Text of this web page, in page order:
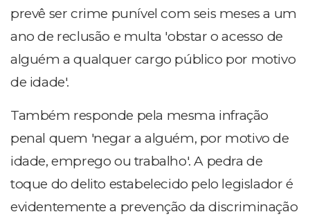
prevê ser crime punível com seis meses a um
ano de reclusão e multa 'obstar o acesso de
alguém a qualquer cargo público por motivo
de idade'.
Também responde pela mesma infração
penal quem 'negar a alguém, por motivo de
idade, emprego ou trabalho'. A pedra de
toque do delito estabelecido pelo legislador é
evidentemente a prevenção da discriminação